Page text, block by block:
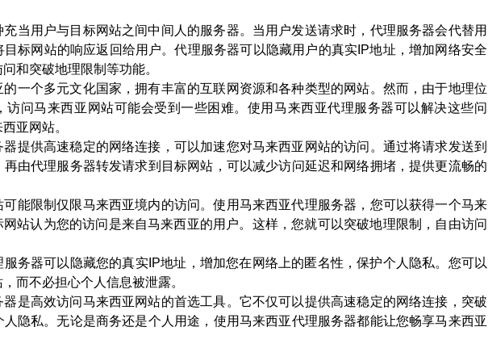
当用户与目标网站之间中间人的服务器。当用户发送请求时，代理服务器会代替用
标网站的响应返回给用户。代理服务器可以隐藏用户的真实IP地址，增加网络安全
和突破地理限制等功能。
一个多元文化国家，拥有丰富的互联网资源和各种类型的网站。然而，由于地理位
访问马来西亚网站可能会受到一些困难。使用马来西亚代理服务器可以解决这些问
亚网站。
提供高速稳定的网络连接，可以加速您对马来西亚网站的访问。通过将请求发送到
由代理服务器转发请求到目标网站，可以减少访问延迟和网络拥堵，提供更流畅的
能限制仅限马来西亚境内的访问。使用马来西亚代理服务器，您可以获得一个马来
站认为您的访问是来自马来西亚的用户。这样，您就可以突破地理限制，自由访问
务器可以隐藏您的真实IP地址，增加您在网络上的匿名性，保护个人隐私。您可以
而不必担心个人信息被泄露。
是高效访问马来西亚网站的首选工具。它不仅可以提供高速稳定的网络连接，突破
隐私。无论是商务还是个人用途，使用马来西亚代理服务器都能让您畅享马来西亚